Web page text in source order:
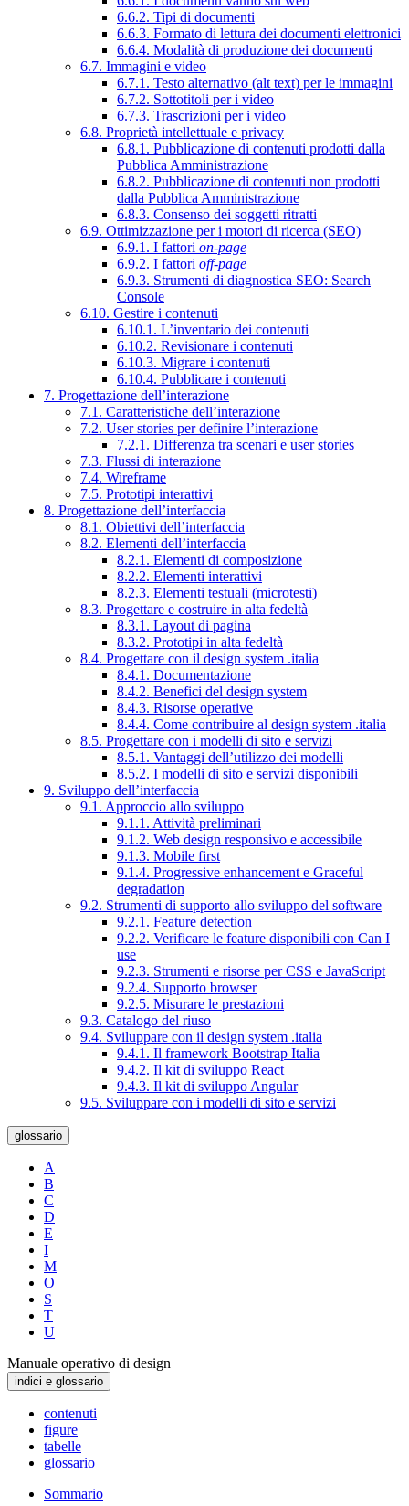
6.6.2. Tipi di documenti
6.6.3. Formato di lettura dei documenti elettronici
6.6.4. Modalità di produzione dei documenti
6.7. Immagini e video
6.7.1. Testo alternativo (alt text) per le immagini
6.7.2. Sottotitoli per i video
6.7.3. Trascrizioni per i video
6.8. Proprietà intellettuale e privacy
6.8.1. Pubblicazione di contenuti prodotti dalla
Pubblica Amministrazione
6.8.2. Pubblicazione di contenuti non prodotti
dalla Pubblica Amministrazione
6.8.3. Consenso dei soggetti ritratti
6.9. Ottimizzazione per i motori di ricerca (SEO)
6.9.1. I fattori on-page
6.9.2. I fattori off-page
6.9.3. Strumenti di diagnostica SEO: Search
Console
6.10. Gestire i contenuti
6.10.1. L’inventario dei contenuti
6.10.2. Revisionare i contenuti
6.10.3. Migrare i contenuti
6.10.4. Pubblicare i contenuti
7. Progettazione dell’interazione
7.1. Caratteristiche dell’interazione
7.2. User stories per definire l’interazione
7.2.1. Differenza tra scenari e user stories
7.3. Flussi di interazione
7.4. Wireframe
7.5. Prototipi interattivi
8. Progettazione dell’interfaccia
8.1. Obiettivi dell’interfaccia
8.2. Elementi dell’interfaccia
8.2.1. Elementi di composizione
8.2.2. Elementi interattivi
8.2.3. Elementi testuali (microtesti)
8.3. Progettare e costruire in alta fedeltà
8.3.1. Layout di pagina
8.3.2. Prototipi in alta fedeltà
8.4. Progettare con il design system .italia
8.4.1. Documentazione
8.4.2. Benefici del design system
8.4.3. Risorse operative
8.4.4. Come contribuire al design system .italia
8.5. Progettare con i modelli di sito e servizi
8.5.1. Vantaggi dell’utilizzo dei modelli
8.5.2. I modelli di sito e servizi disponibili
9. Sviluppo dell’interfaccia
9.1. Approccio allo sviluppo
9.1.1. Attività preliminari
9.1.2. Web design responsivo e accessibile
9.1.3. Mobile first
9.1.4. Progressive enhancement e Graceful
degradation
9.2. Strumenti di supporto allo sviluppo del software
9.2.1. Feature detection
9.2.2. Verificare le feature disponibili con Can I
use
9.2.3. Strumenti e risorse per CSS e JavaScript
9.2.4. Supporto browser
9.2.5. Misurare le prestazioni
9.3. Catalogo del riuso
9.4. Sviluppare con il design system .italia
9.4.1. Il framework Bootstrap Italia
9.4.2. Il kit di sviluppo React
9.4.3. Il kit di sviluppo Angular
9.5. Sviluppare con i modelli di sito e servizi
glossario
A
B
C
D
E
I
M
O
S
T
U
Manuale operativo di design
indici e glossario
contenuti
figure
tabelle
glossario
Sommario